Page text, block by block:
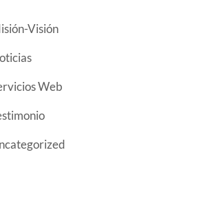
Visión
Web